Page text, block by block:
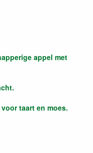
appel met
taart en moes.